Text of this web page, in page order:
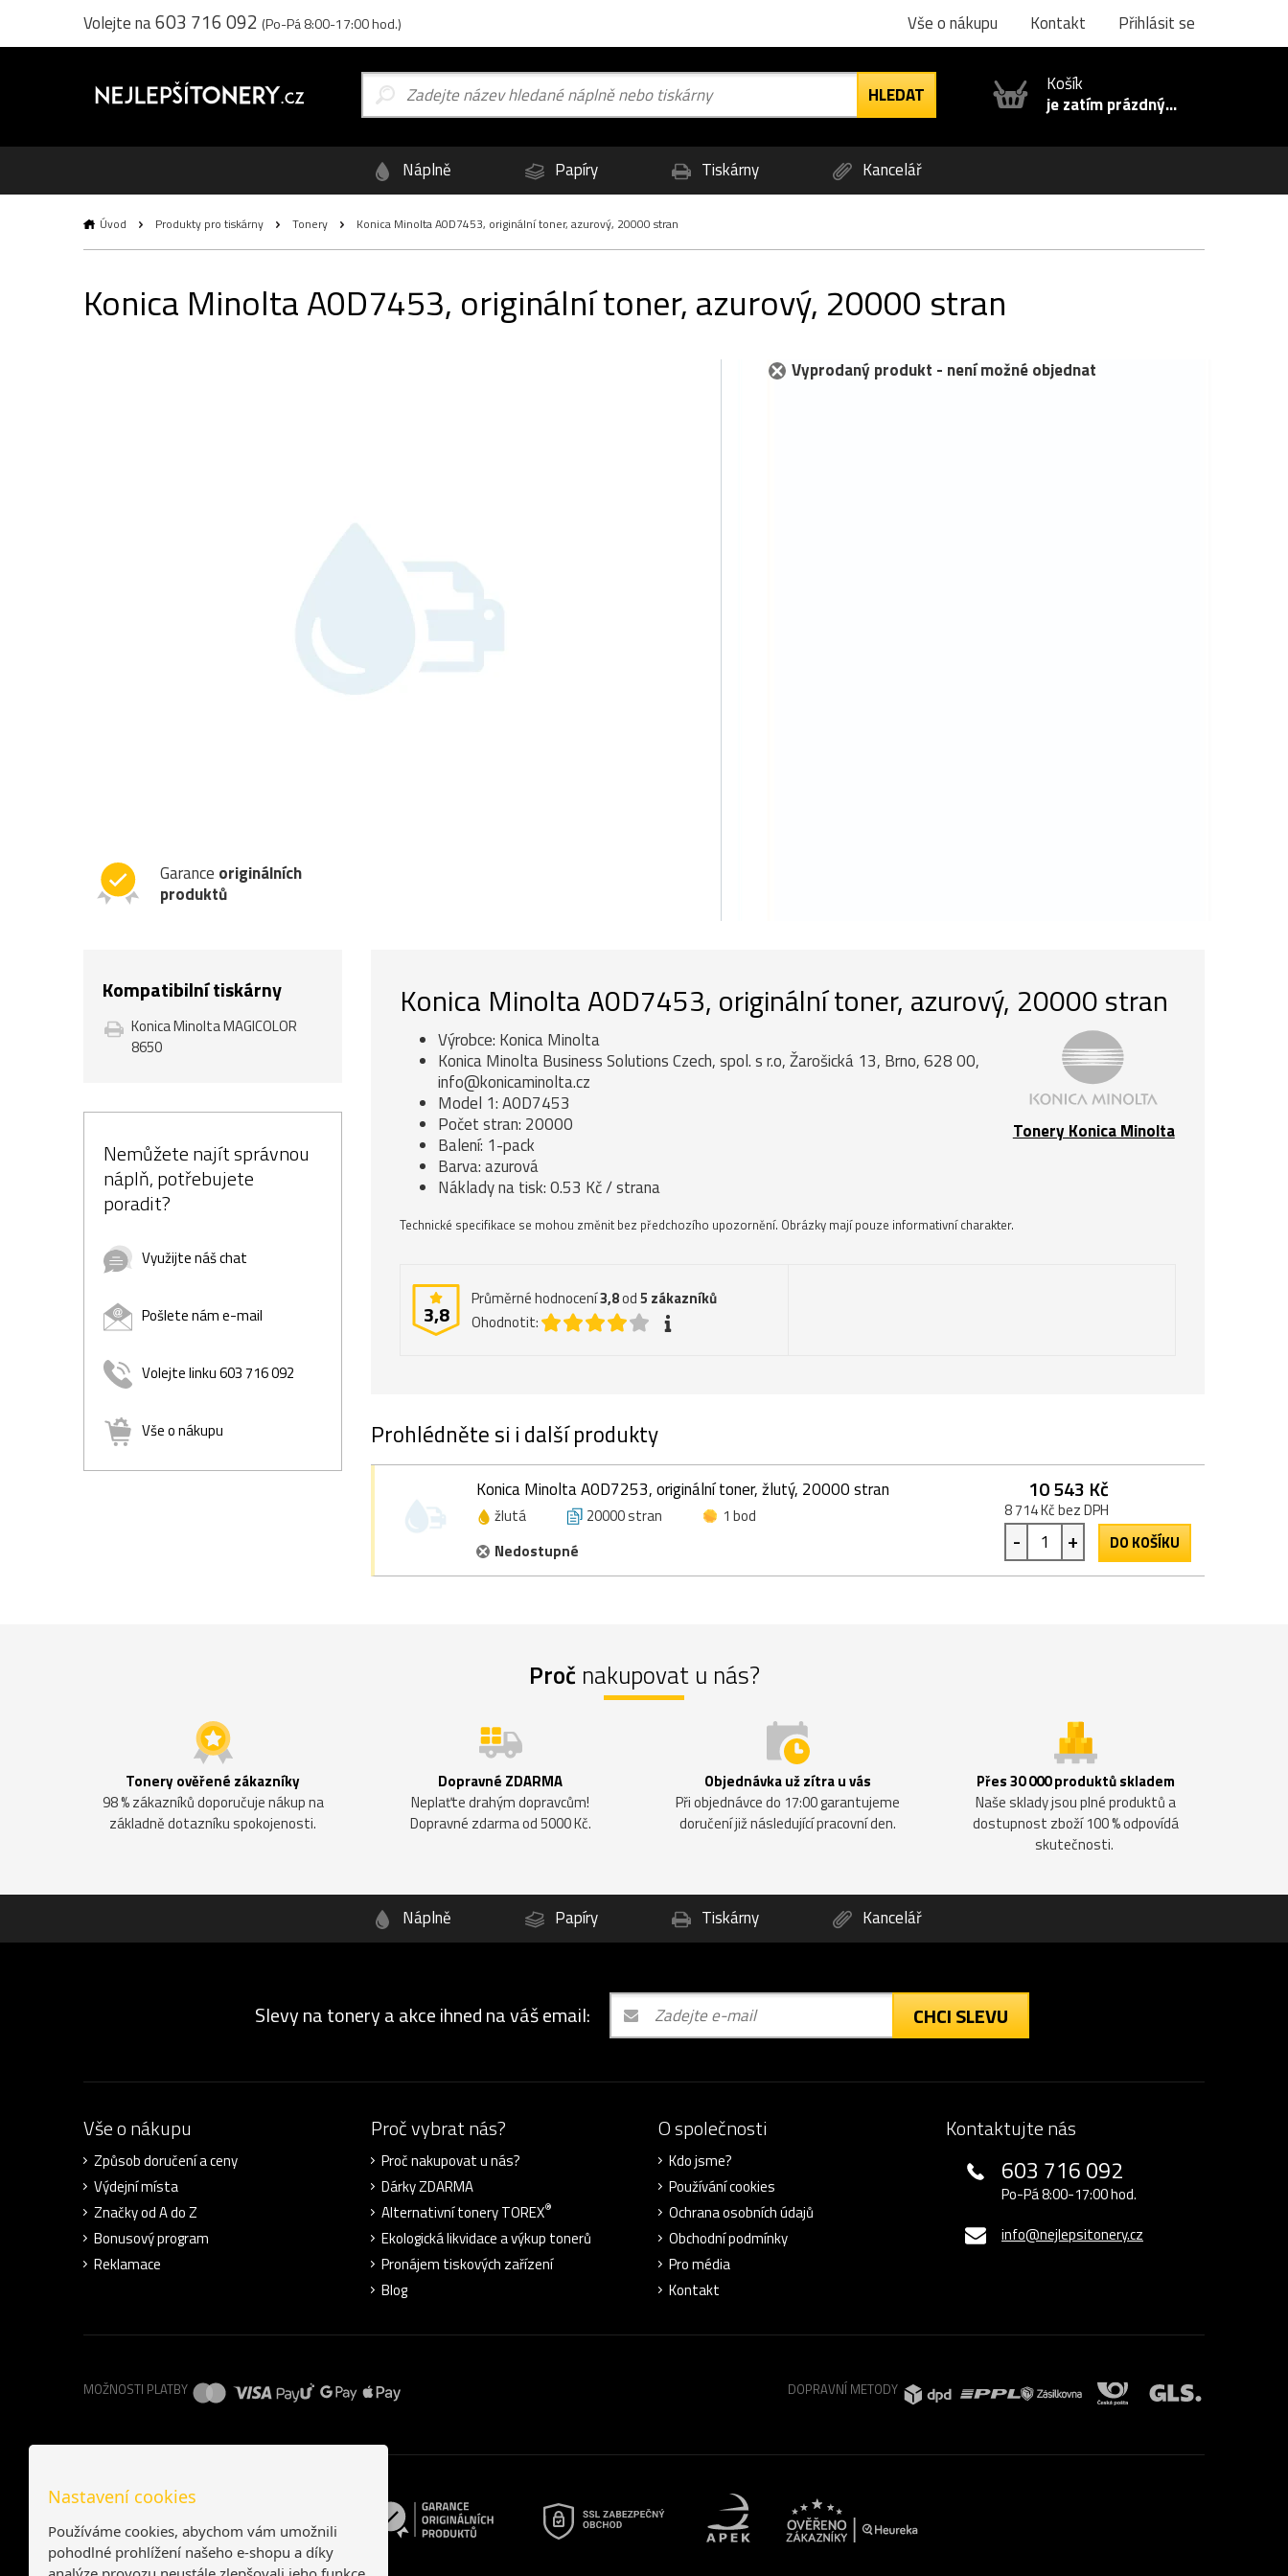
Volejte na603 716 092 (Po-Pá 8:00-17:00 hod.) Vše o nákupu Kontakt Přihlásit se
Košík
je zatím prázdný...
Náplně Papíry Tiskárny Kancelář
Úvod Produkty pro tiskárny Tonery Konica Minolta A0D7453, originální toner, azurový, 20000 stran
Konica Minolta A0D7453, originální toner, azurový, 20000 stran
Garance originálních
produktů
Vyprodaný produkt - není možné objednat
Kompatibilní tiskárny
Konica Minolta MAGICOLOR
8650
Nemůžete najít správnou
náplň, potřebujete
poradit?
Využijte náš chat
Pošlete nám e-mail
Volejte linku 603 716 092
Vše o nákupu
Konica Minolta A0D7453, originální toner, azurový, 20000 stran
Tonery Konica Minolta
Výrobce: Konica Minolta
Konica Minolta Business Solutions Czech, spol. s r.o, Žarošická 13, Brno, 628 00,
info@konicaminolta.cz
Model 1: A0D7453
Počet stran: 20000
Balení: 1-pack
Barva: azurová
Náklady na tisk: 0.53 Kč / strana
Technické specifikace se mohou změnit bez předchozího upozornění. Obrázky mají pouze informativní charakter.
3,8
Průměrné hodnocení3,8od5 zákazníků
Ohodnotit:
Prohlédněte si i další produkty
Konica Minolta A0D7253, originální toner, žlutý, 20000 stran
žlutá 20000 stran
1 bod
Nedostupné
10 543 Kč
8 714 Kč bez DPH
- + DO KOŠÍKU
Proč nakupovat u nás?
Tonery ověřené zákazníky
98 % zákazníků doporučuje nákup na
základně dotazníku spokojenosti.
Dopravné ZDARMA
Neplaťte drahým dopravcům!
Dopravné zdarma od 5000 Kč.
Objednávka už zítra u vás
Při objednávce do 17:00 garantujeme
doručení již následující pracovní den.
Přes 30 000 produktů skladem
Naše sklady jsou plné produktů a
dostupnost zboží 100 % odpovídá
skutečnosti.
Náplně Papíry Tiskárny Kancelář
Slevy na tonery a akce ihned na váš email: CHCI SLEVU
Vše o nákupu
Způsob doručení a ceny
Výdejní místa
Značky od A do Z
Bonusový program
Reklamace
Proč vybrat nás?
Proč nakupovat u nás?
Dárky ZDARMA
Alternativní tonery TOREX®
Ekologická likvidace a výkup tonerů
Pronájem tiskových zařízení
Blog
O společnosti
Kdo jsme?
Používání cookies
Ochrana osobních údajů
Obchodní podmínky
Pro média
Kontakt
Kontaktujte nás
603 716 092
Po-Pá 8:00-17:00 hod.
info@nejlepsitonery.cz
MOŽNOSTI PLATBY DOPRAVNÍ METODY
Nastavení cookies
Používáme cookies, abychom vám umožnili
pohodlné prohlížení našeho e-shopu a díky